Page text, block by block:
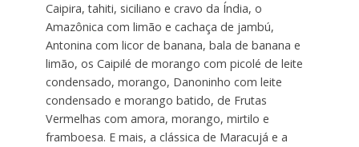
Caipira, tahiti, siciliano e cravo da Índia, o
Amazônica com limão e cachaça de jambú,
Antonina com licor de banana, bala de banana e
limão, os Caipilé de morango com picolé de leite
condensado, morango, Danoninho com leite
condensado e morango batido, de Frutas
Vermelhas com amora, morango, mirtilo e
framboesa. E mais, a clássica de Maracujá e a